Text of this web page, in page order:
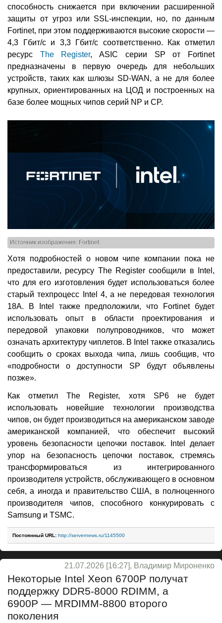
способность снижается при включении расширенной
защиты от угроз или SSL-инспекции, но, по данным
Fortinet, при этом поддерживаются высокие скорости —
4,3 Гбит/с и 3,3 Гбит/с соответственно. Как отметил
ресурс The Register, ASIC серии SP от Fortinet
предназначены в первую очередь для небольших
устройств, таких как шлюзы SD-WAN, а не для более
крупных, ориентированных на ЦОД и построенных на
базе более мощных чипов серий NP и CP.
Источник изображения: Fortinet
Хотя подробностей о новом чипе компании пока не
предоставили, ресурсу The Register сообщили в Intel,
что для его изготовления будет использоваться более
старый техпроцесс Intel 4, а не передовая технология
18A. В Intel также предположили, что Fortinet будет
использовать опыт в области проектирования и
передовой упаковки полупроводников, что может
означать архитектуру чиплетов. В Intel также отказались
сообщить о сроках выхода чипа, лишь сообщив, что
«подробности о доступности SP будут объявлены
позже».
Как отметил The Register, хотя SP6 не будет
использовать новейшие технологии производства
чипов, он будет производиться на американском заводе
американской компанией, что обеспечит высокий
уровень безопасности цепочки поставок. Intel делает
упор на безопасность цепочки поставок, стремясь
трансформироваться из интегрированного
производителя устройств, обслуживающего в основном
себя, а иногда и правительство США, в полноценного
производителя чипов, способного конкурировать с
Samsung и TSMC.
Постоянный URL: http://servernews.ru/1145500
21.07.2026 [16:27], Владимир Мироненко
Некоторые Intel Xeon 6700P получат
поддержку DDR5-8000 RDIMM, а
6900P — MRDIMM-8800 второго
поколения